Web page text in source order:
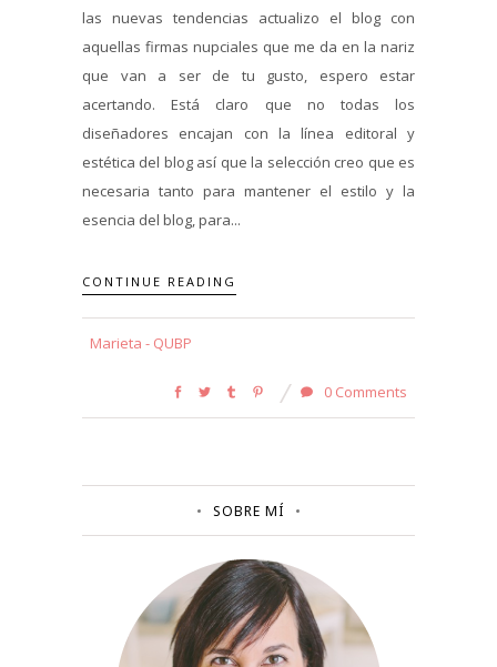
las nuevas tendencias actualizo el blog con
aquellas firmas nupciales que me da en la nariz
que van a ser de tu gusto, espero estar
acertando. Está claro que no todas los
diseñadores encajan con la línea editoral y
estética del blog así que la selección creo que es
necesaria tanto para mantener el estilo y la
esencia del blog, para...
CONTINUE READING
Marieta - QUBP
0 Comments
SOBRE MÍ